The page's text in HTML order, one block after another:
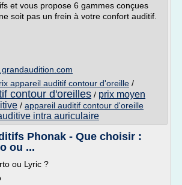
et vous propose 6 gammes conçues
soit pas un frein à votre confort auditif.
appareil auditif contour d'oreille /
contour d'oreilles / prix moyen
/ appareil auditif contour d'oreille
intra auriculaire
Phonak - Que choisir :
ou ...
ou Lyric ?